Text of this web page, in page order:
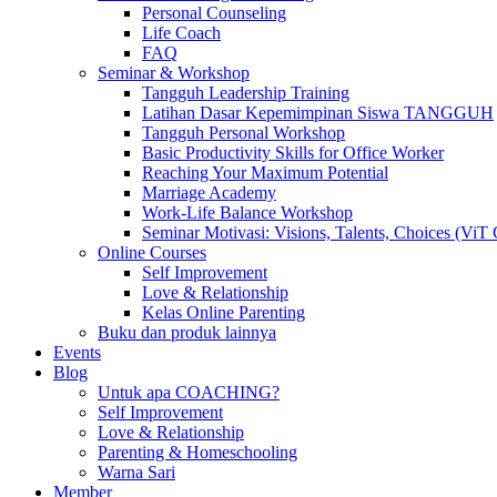
Personal Counseling
Life Coach
FAQ
Seminar & Workshop
Tangguh Leadership Training
Latihan Dasar Kepemimpinan Siswa TANGGUH
Tangguh Personal Workshop
Basic Productivity Skills for Office Worker
Reaching Your Maximum Potential
Marriage Academy
Work-Life Balance Workshop
Seminar Motivasi: Visions, Talents, Choices (ViT
Online Courses
Self Improvement
Love & Relationship
Kelas Online Parenting
Buku dan produk lainnya
Events
Blog
Untuk apa COACHING?
Self Improvement
Love & Relationship
Parenting & Homeschooling
Warna Sari
Member